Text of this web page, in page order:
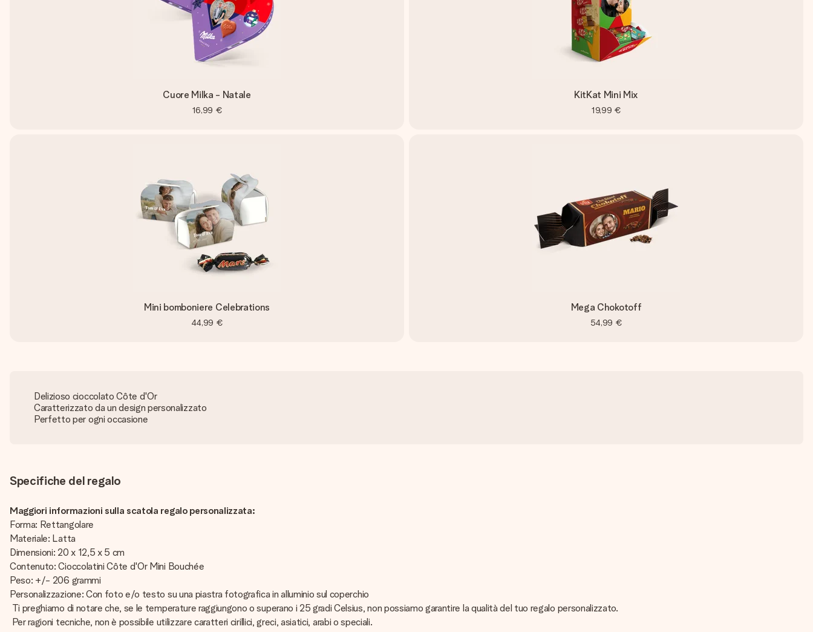
Cuore Milka - Natale
16,99 €
KitKat Mini Mix
19,99 €
Mini bomboniere Celebrations
44,99 €
Mega Chokotoff
54,99 €
Delizioso cioccolato Côte d'Or
Caratterizzato da un design personalizzato
Perfetto per ogni occasione
Specifiche del regalo
Maggiori informazioni sulla scatola regalo personalizzata:
Forma: Rettangolare
Materiale: Latta
Dimensioni: 20 x 12,5 x 5 cm
Contenuto: Cioccolatini Côte d'Or Mini Bouchée
Peso: +/- 206 grammi
Personalizzazione: Con foto e/o testo su una piastra fotografica in alluminio sul coperchio
Ti preghiamo di notare che, se le temperature raggiungono o superano i 25 gradi Celsius, non possiamo garantire la qualità del tuo regalo personalizzato.
Per ragioni tecniche, non è possibile utilizzare caratteri cirillici, greci, asiatici, arabi o speciali.